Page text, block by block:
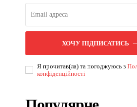
ХОЧУ ПІДПИСАТИСЬ
Я прочитав(ла) та погоджуюсь з
конфіденційності